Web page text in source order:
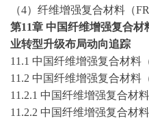
（4）纤维增强复合材料（
第11章 中国纤维增强复合材
业转型升级布局动向追踪
11.1 中国纤维增强复合材料
11.2 中国纤维增强复合材料
11.2.1 中国纤维增强复合材
11.2.2 中国纤维增强复合材